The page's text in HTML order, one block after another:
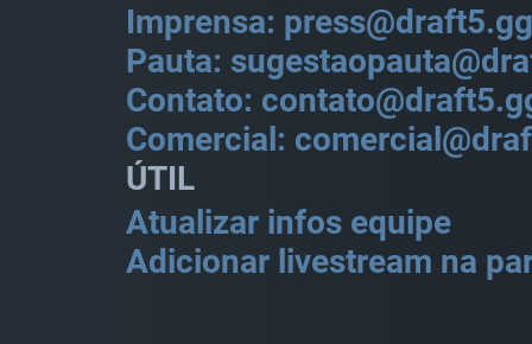
Imprensa: press@draft5.gg
Pauta:
Contato:
Comercial:
ÚTIL
Atualizar infos equipe
Adicionar livestream na